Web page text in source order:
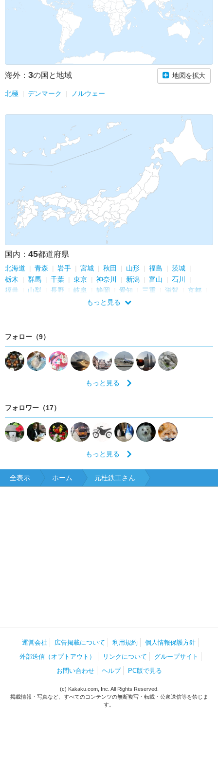
海外： 3の国と地域 地図を拡大
北極 デンマーク ノルウェー
国内： 45都道府県
北海道 青森 岩手 宮城 秋田 山形 福島
茨城
栃木
群馬 千葉 東京 神奈川 新潟 富山
石川
福井
山梨 長野 岐阜 静岡 愛知 三重 滋賀
京都
和歌山 鳥取 島根
もっと見る
フォロー（9）
もっと見る
フォロワー（17）
もっと見る
全表示 ホーム 元杜鉄工さん
運営会社 広告掲載について 利用規約
個人情報保護方針
外部送信（オプトアウト）
リンクについて
グループサイト
お問い合わせ
ヘルプ PC版で見る
(c) Kakaku.com, Inc. All Rights Reserved.
掲載情報・写真など、すべてのコンテンツの無断複写・転載・公衆送信等を禁じま
す。